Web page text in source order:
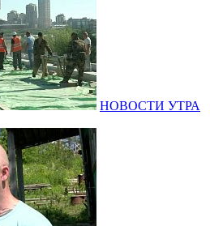
НОВОСТИ УТРА